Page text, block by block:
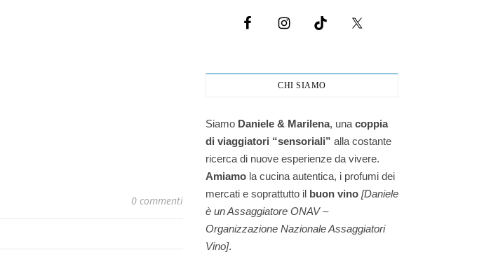
0 commenti
CHI SIAMO
Siamo Daniele & Marilena, una coppia
di viaggiatori “sensoriali” alla costante
ricerca di nuove esperienze da vivere.
Amiamo la cucina autentica, i profumi dei
mercati e soprattutto il buon vino [Daniele
è un Assaggiatore ONAV –
Organizzazione Nazionale Assaggiatori
Vino].